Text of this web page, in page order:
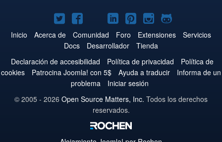
Joomla!
en
Twitter
Joomla!
en
Facebook
Joomla!
en
YouTube
Joomla!
en
LinkedIn
Joomla!
en
Pinterest
Joomla!
en
Instagram
Joomla!
en
Inicio Acerca de Comunidad Foro Extensiones
Servicios
Docs
Desarrollador
Tienda
Declaración de accesibilidad
Política de privacidad
Política de
cookies
Patrocina Joomla! con 5$ Ayuda a traducir
Informa de un
problema
Iniciar sesión
© 2005 - 2026 Open Source Matters, Inc. Todos los derechos
reservados.